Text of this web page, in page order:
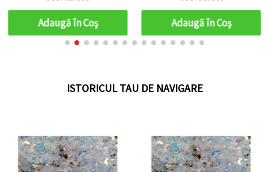
Adaugă în Coş Adaugă în Coş
ISTORICUL TAU DE NAVIGARE